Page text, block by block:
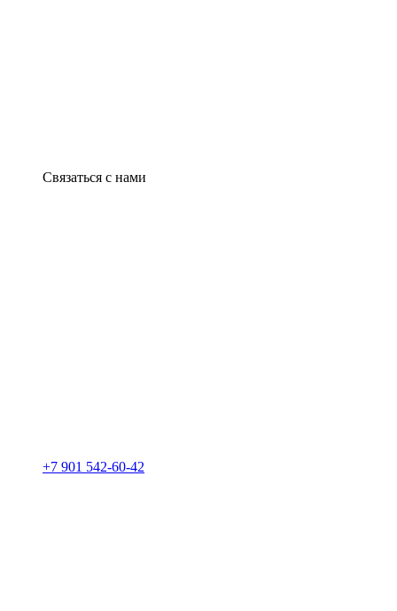
Связаться с нами
+7 901 542-60-42